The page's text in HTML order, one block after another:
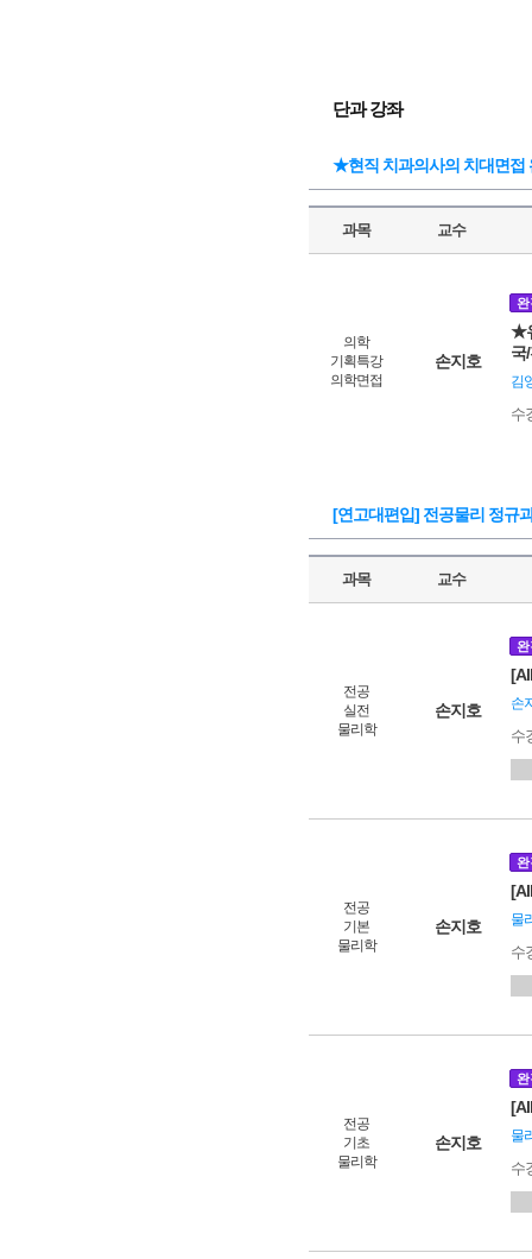
단과 강좌
★현직 치과의사의 치대면접
과목 교수
의학
기획특강
의학면접
손지호
완
★
국
김
수
[연고대편입] 전공물리 정규
과목 교수
전공
실전
물리학
손지호
완
손
수
전공
기본
물리학
손지호
완
물
수
전공
기초
물리학
손지호
완
물
수